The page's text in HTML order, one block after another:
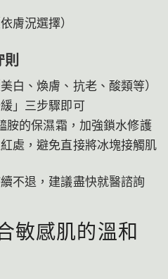
膚況選擇）
則
白、煥膚、抗老、酸類等）
」三步驟即可
胺的保濕霜，加強鎖水修護
處，避免直接將冰塊接觸肌
不退，建議盡快就醫諮詢
敏感肌的溫和